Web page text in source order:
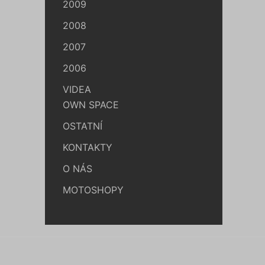
2009
2008
2007
2006
VIDEA
OWN SPACE
OSTATNÍ
KONTAKTY
O NÁS
MOTOSHOPY